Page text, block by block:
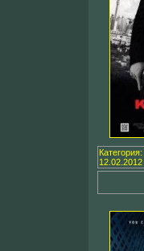
Категория:
12.02.2012